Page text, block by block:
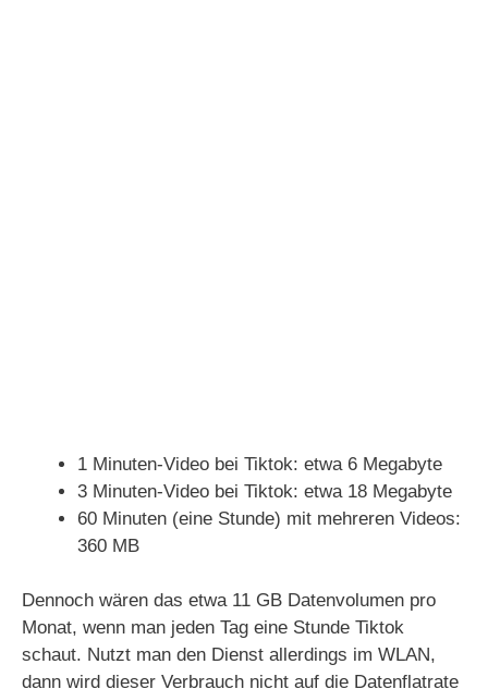
1 Minuten-Video bei Tiktok: etwa 6 Megabyte
3 Minuten-Video bei Tiktok: etwa 18 Megabyte
60 Minuten (eine Stunde) mit mehreren Videos:
360 MB
Dennoch wären das etwa 11 GB Datenvolumen pro
Monat, wenn man jeden Tag eine Stunde Tiktok
schaut. Nutzt man den Dienst allerdings im WLAN,
dann wird dieser Verbrauch nicht auf die Datenflatrate